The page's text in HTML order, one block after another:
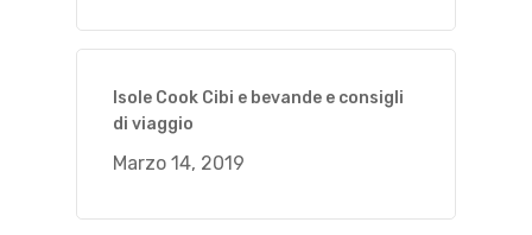
Isole Cook Cibi e bevande e consigli
di viaggio
Marzo 14, 2019